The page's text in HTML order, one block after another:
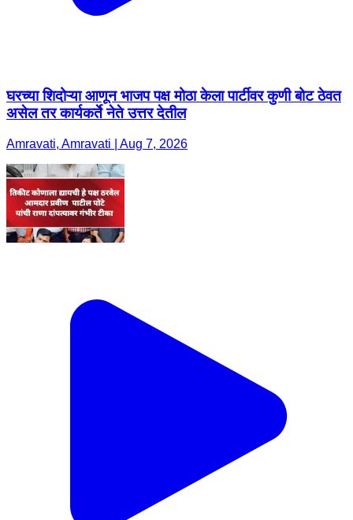
घरच्या शिदोऱ्या आणून भाजप पक्ष मोठा केला पार्टीवर कुणी बोट ठेवत
असेल तर कार्यकर्ते नेते उत्तर देतील
Amravati, Amravati | Aug 7, 2026